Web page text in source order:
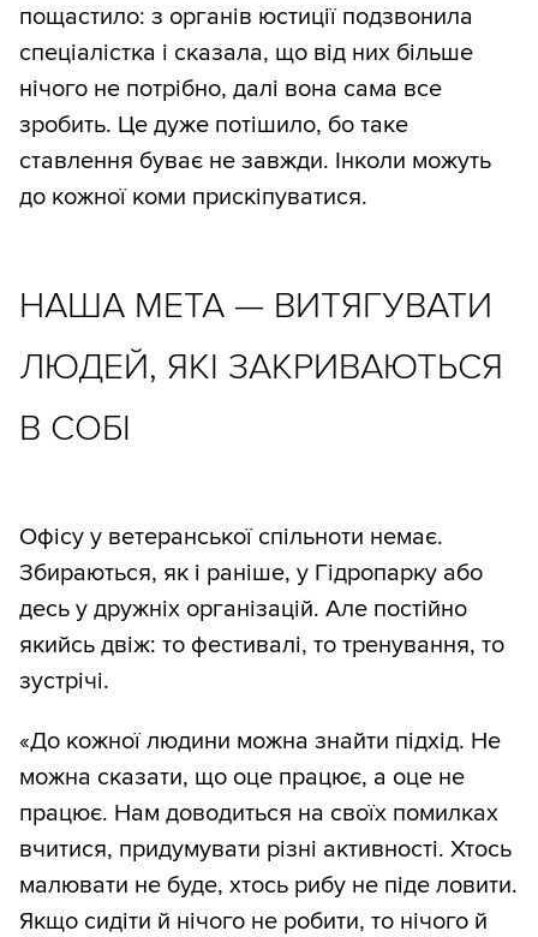
пощастило: з органів юстиції подзвонила
спеціалістка і сказала, що від них більше
нічого не потрібно, далі вона сама все
зробить. Це дуже потішило, бо таке
ставлення буває не завжди. Інколи можуть
до кожної коми прискіпуватися.
НАША МЕТА — ВИТЯГУВАТИ
ЛЮДЕЙ, ЯКІ ЗАКРИВАЮТЬСЯ
В СОБІ
Офісу у ветеранської спільноти немає.
Збираються, як і раніше, у Гідропарку або
десь у дружніх організацій. Але постійно
якийсь двіж: то фестивалі, то тренування, то
зустрічі.
«До кожної людини можна знайти підхід. Не
можна сказати, що оце працює, а оце не
працює. Нам доводиться на своїх помилках
вчитися, придумувати різні активності. Хтось
малювати не буде, хтось рибу не піде ловити.
Якщо сидіти й нічого не робити, то нічого й